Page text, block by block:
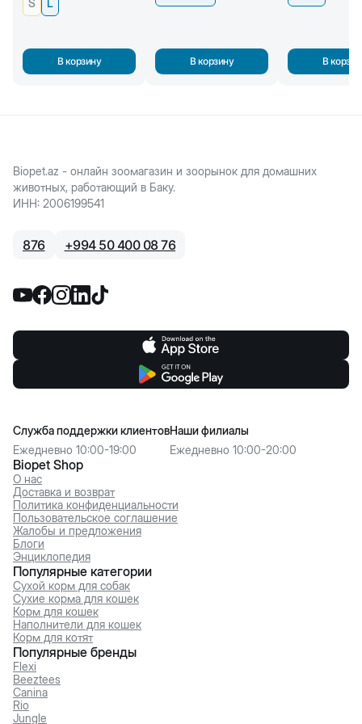
S L
В корзину В корзину В
Biopet.az - онлайн зоомагазин и зоорынок для домашних
животных, работающий в Баку.
ИНН: 2006199541
876 +994 50 400 08 76
Biopet Shop
О нас
Доставка и возврат
Политика конфиденциальности
Пользовательское соглашение
Жалобы и предложения
Блоги
Энциклопедия
Служба поддержки клиентов
Ежедневно 10:00-19:00
Наши филиалы
Ежедневно 10:00-20:00
Популярные категории
Сухой корм для собак
Сухие корма для кошек
Корм для кошек
Наполнители для кошек
Корм для котят
Популярные бренды
Flexi
Beeztees
Canina
Rio
Jungle